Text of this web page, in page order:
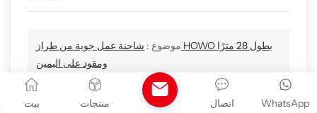
موضوع : شاحنة عمل جوية من طراز HOWO بطول 28 مترًا
ومقود على اليمين
بيت منتجات WhatsApp اتصال